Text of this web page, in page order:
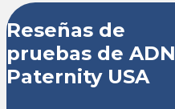
Reseñas de
pruebas de ADN
Paternity USA